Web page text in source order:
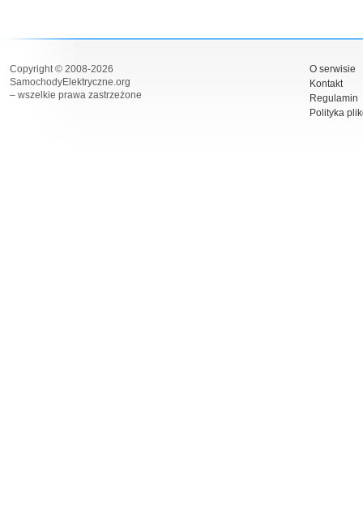
Copyright © 2008-2026
SamochodyElektryczne.org
– wszelkie prawa zastrzeżone
O serwisie
Kontakt
Regulamin
Polityka